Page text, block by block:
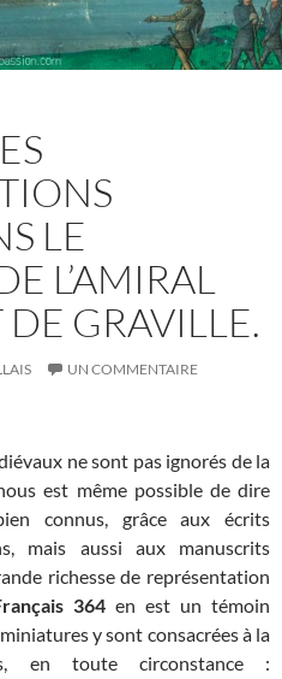
LE
L’AMIRAL
GRAVILLE.
UN COMMENTAIRE
ne sont pas ignorés de la
est même possible de dire
connus, grâce aux écrits
mais aussi aux manuscrits
richesse de représentation
364 en est un témoin
y sont consacrées à la
en toute circonstance :